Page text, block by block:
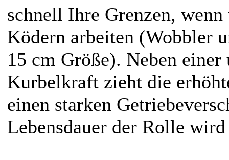
schnell Ihre Grenzen,
Ködern arbeiten (Wobbler
15 cm Größe). Neben einer
Kurbelkraft zieht die
einen starken
Lebensdauer der Rolle